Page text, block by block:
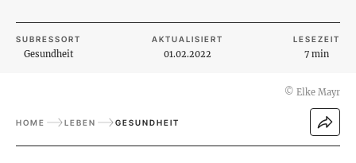
SUBRESSORT
Gesundheit
AKTUALISIERT
01.02.2022
LESEZEIT
7 min
© Elke Mayr
HOME LEBEN GESUNDHEIT